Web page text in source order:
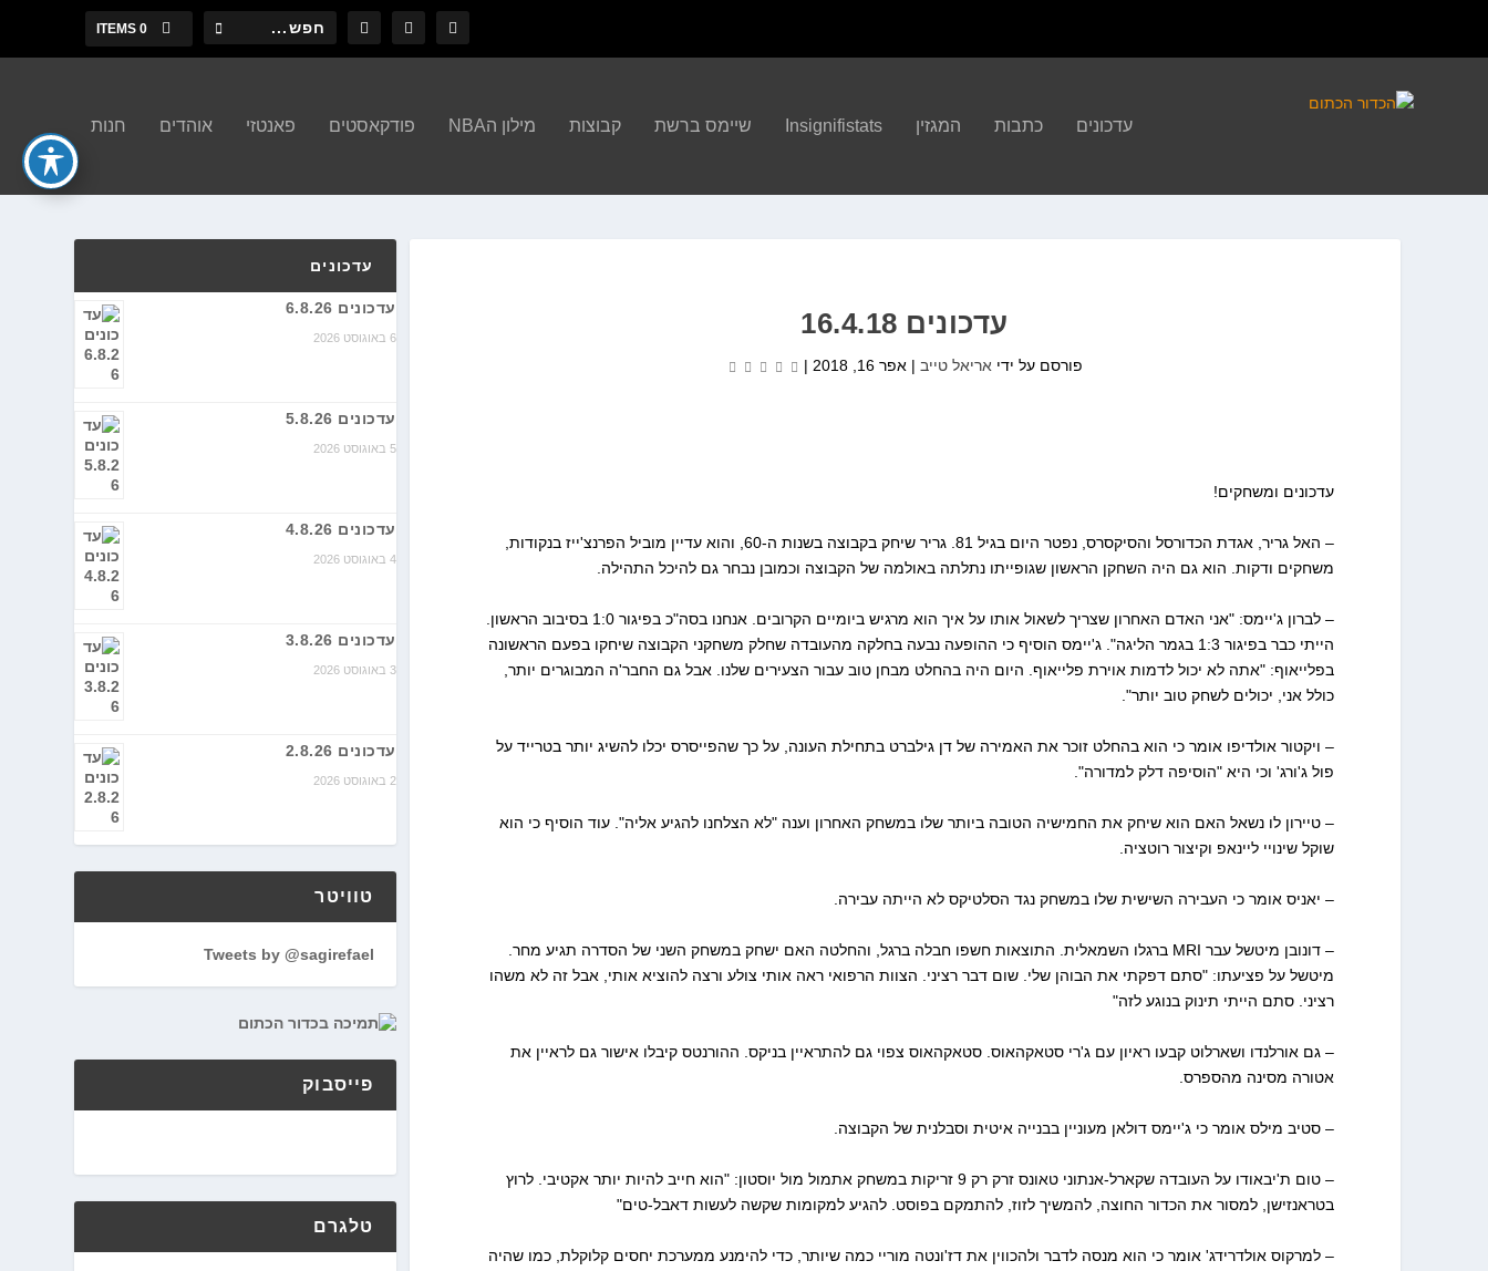
0 ITEMS
עדכונים כתבות המגזין Insignifistats שיימס ברשת קבוצות מילון הNBA פודקאסטים פאנטזי אוהדים חנות
עדכונים 16.4.18
פורסם על ידי אריאל טייב| אפר 16, 2018 |
עדכונים ומשחקים!
– האל גריר, אגדת הכדורסל והסיקסרס, נפטר היום בגיל 81. גריר שיחק בקבוצה בשנות ה-60, והוא עדיין מוביל הפרנצ'ייז בנקודות,
משחקים ודקות. הוא גם היה השחקן הראשון שגופייתו נתלתה באולמה של הקבוצה וכמובן נבחר גם להיכל התהילה.
– לברון ג'יימס: "אני האדם האחרון שצריך לשאול אותו על איך הוא מרגיש ביומיים הקרובים. אנחנו בסה"כ בפיגור 1:0 בסיבוב הראשון.
הייתי כבר בפיגור 1:3 בגמר הליגה". ג'יימס הוסיף כי ההופעה נבעה בחלקה מהעובדה שחלק משחקני הקבוצה שיחקו בפעם הראשונה
בפלייאוף: "אתה לא יכול לדמות אוירת פלייאוף. היום היה בהחלט מבחן טוב עבור הצעירים שלנו. אבל גם החבר'ה המבוגרים יותר,
כולל אני, יכולים לשחק טוב יותר".
– ויקטור אולדיפו אומר כי הוא בהחלט זוכר את האמירה של דן גילברט בתחילת העונה, על כך שהפייסרס יכלו להשיג יותר בטרייד על
פול ג'ורג' וכי היא "הוסיפה דלק למדורה".
– טיירון לו נשאל האם הוא שיחק את החמישיה הטובה ביותר שלו במשחק האחרון וענה "לא הצלחנו להגיע אליה". עוד הוסיף כי הוא
שוקל שינויי ליינאפ וקיצור רוטציה.
– יאניס אומר כי העבירה השישית שלו במשחק נגד הסלטיקס לא הייתה עבירה.
– דונובן מיטשל עבר MRI ברגלו השמאלית. התוצאות חשפו חבלה ברגל, והחלטה האם ישחק במשחק השני של הסדרה תגיע מחר.
מיטשל על פציעתו: "סתם דפקתי את הבוהן שלי. שום דבר רציני. הצוות הרפואי ראה אותי צולע ורצה להוציא אותי, אבל זה לא משהו
רציני. סתם הייתי תינוק בנוגע לזה"
– גם אורלנדו ושארלוט קבעו ראיון עם ג'רי סטאקהאוס. סטאקהאוס צפוי גם להתראיין בניקס. ההורנטס קיבלו אישור גם לראיין את
אטורה מסינה מהספרס.
– סטיב מילס אומר כי ג'יימס דולאן מעוניין בבנייה איטית וסבלנית של הקבוצה.
– טום ת'יבאודו על העובדה שקארל-אנתוני טאונס זרק רק 9 זריקות במשחק אתמול מול יוסטון: "הוא חייב להיות יותר אקטיבי. לרוץ
בטראנזישן, למסור את הכדור החוצה, להמשיך לזוז, להתמקם בפוסט. להגיע למקומות שקשה לעשות דאבל-טים"
– למרקוס אולדרידג' אומר כי הוא מנסה לדבר ולהכווין את דז'ונטה מוריי כמה שיותר, כדי להימנע ממערכת יחסים קלוקלת, כמו שהיה
עדכונים
עדכונים 6.8.26
6 באוגוסט 2026
עדכונים 5.8.26
5 באוגוסט 2026
עדכונים 4.8.26
4 באוגוסט 2026
עדכונים 3.8.26
3 באוגוסט 2026
עדכונים 2.8.26
2 באוגוסט 2026
טוויטר
Tweets by @sagirefael
פייסבוק
טלגרם